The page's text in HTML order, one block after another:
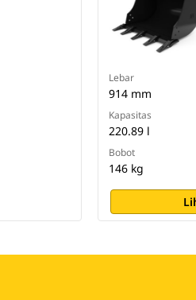
Lebar
914 mm
Kapasitas
220.89 l
Bobot
146 kg